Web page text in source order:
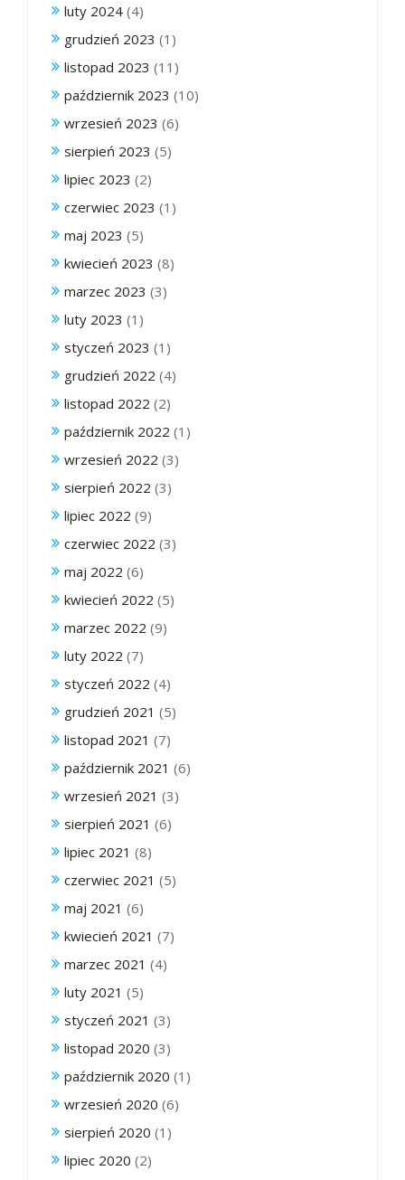
luty 2024 (4)
grudzień 2023 (1)
listopad 2023 (11)
październik 2023 (10)
wrzesień 2023 (6)
sierpień 2023 (5)
lipiec 2023 (2)
czerwiec 2023 (1)
maj 2023 (5)
kwiecień 2023 (8)
marzec 2023 (3)
luty 2023 (1)
styczeń 2023 (1)
grudzień 2022 (4)
listopad 2022 (2)
październik 2022 (1)
wrzesień 2022 (3)
sierpień 2022 (3)
lipiec 2022 (9)
czerwiec 2022 (3)
maj 2022 (6)
kwiecień 2022 (5)
marzec 2022 (9)
luty 2022 (7)
styczeń 2022 (4)
grudzień 2021 (5)
listopad 2021 (7)
październik 2021 (6)
wrzesień 2021 (3)
sierpień 2021 (6)
lipiec 2021 (8)
czerwiec 2021 (5)
maj 2021 (6)
kwiecień 2021 (7)
marzec 2021 (4)
luty 2021 (5)
styczeń 2021 (3)
listopad 2020 (3)
październik 2020 (1)
wrzesień 2020 (6)
sierpień 2020 (1)
lipiec 2020 (2)